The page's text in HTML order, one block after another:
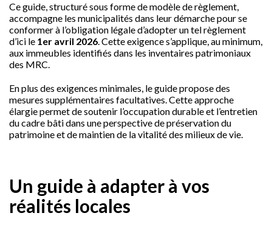
Ce guide, structuré sous forme de modèle de règlement,
accompagne les municipalités dans leur démarche pour se
conformer à l’obligation légale d’adopter un tel règlement
d’ici le 1er avril 2026. Cette exigence s’applique, au minimum,
aux immeubles identifiés dans les inventaires patrimoniaux
des MRC.
En plus des exigences minimales, le guide propose des
mesures supplémentaires facultatives. Cette approche
élargie permet de soutenir l’occupation durable et l’entretien
du cadre bâti dans une perspective de préservation du
patrimoine et de maintien de la vitalité des milieux de vie.
Un guide à adapter à vos
réalités locales